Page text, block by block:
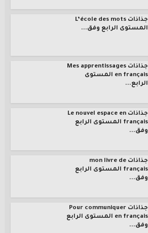
جذاذات L’école des mots
المستوى الرابع وفق...
جذاذات Mes apprentissages
en français المستوى
الرابع...
جذاذات Le nouvel espace en
français المستوى الرابع
وفق...
جذاذات mon livre de
français المستوى الرابع
وفق...
جذاذات Pour communiquer
en français المستوى الرابع
وفق...